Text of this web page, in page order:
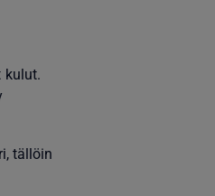
kulut.
tällöin